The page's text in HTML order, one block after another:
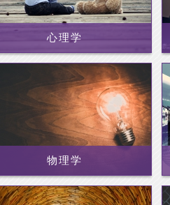
心理学
物理学